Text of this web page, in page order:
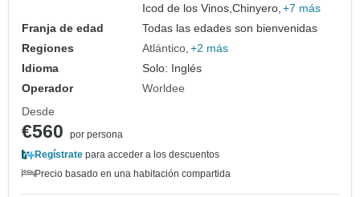
Icod de los Vinos,Chinyero, +7 más
Franja de edad
Todas las edades son bienvenidas
Regiones
Atlántico +2 más
Idioma
Solo: Inglés
Operador
Worldee
Desde
€560
por persona
Regístrate para acceder a los descuentos
Precio basado en una habitación compartida